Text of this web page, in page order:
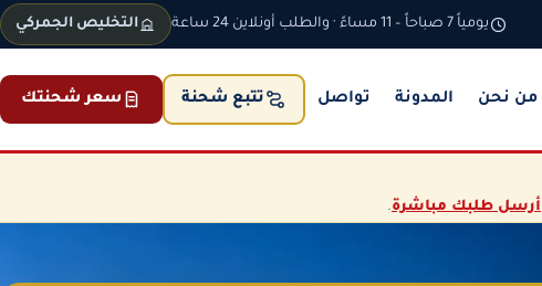
يومياً 7 صباحاً – 11 مساءً · والطلب أونلاين 24 ساعة التخليص الجمركي
من نحن المدونة تواصل تتبع شحنة سعر شحنتك
أرسل طلبك مباشرة.